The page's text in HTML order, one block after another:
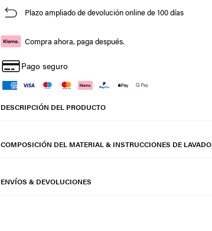
Plazo ampliado de devolución online de 100 días
Compra ahora, paga después.
Pago seguro
DESCRIPCIÓN DEL PRODUCTO
COMPOSICIÓN DEL MATERIAL & INSTRUCCIONES DE LAVADO
ENVÍOS & DEVOLUCIONES